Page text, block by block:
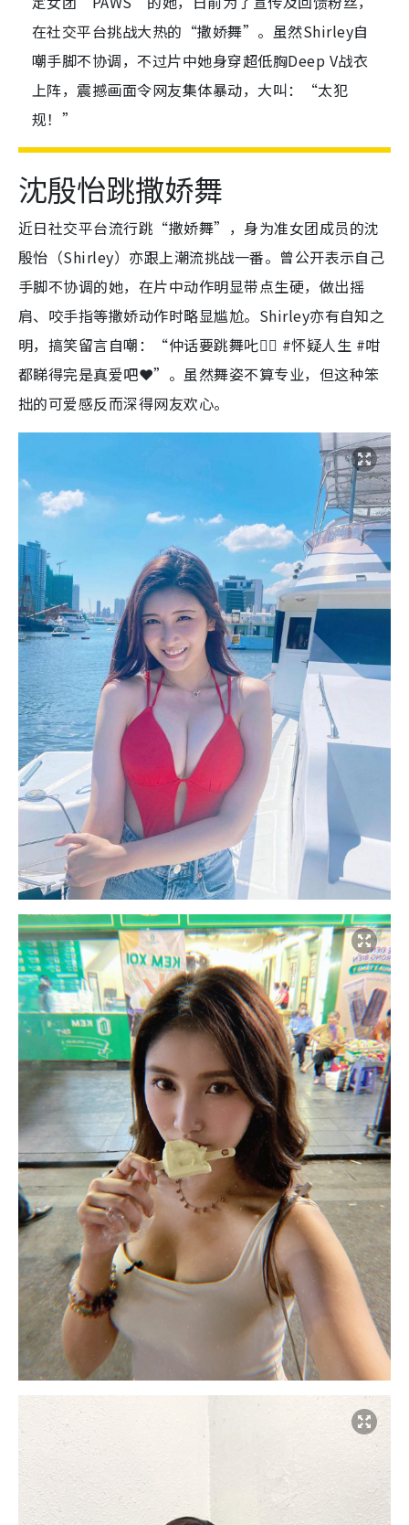
在社交平台挑战大热的“撒娇舞”。虽然Shirley自
嘲手脚不协调，不过片中她身穿超低胸Deep V战衣
上阵，震撼画面令网友集体暴动，大叫：“太犯
规！”
沈殷怡跳撒娇舞
近日社交平台流行跳“撒娇舞”，身为准女团成员的沈
殷怡（Shirley）亦跟上潮流挑战一番。曾公开表示自己
手脚不协调的她，在片中动作明显带点生硬，做出摇
肩、咬手指等撒娇动作时略显尴尬。Shirley亦有自知之
明，搞笑留言自嘲：“仲话要跳舞𠮟😮‍💨 #怀疑人生 #咁
都睇得完是真爱吧❤️”。虽然舞姿不算专业，但这种笨
拙的可爱感反而深得网友欢心。